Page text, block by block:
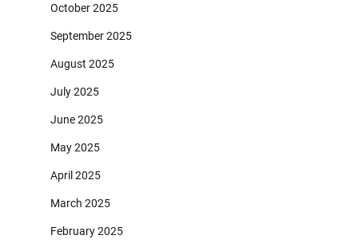
October 2025
September 2025
August 2025
July 2025
June 2025
May 2025
April 2025
March 2025
February 2025